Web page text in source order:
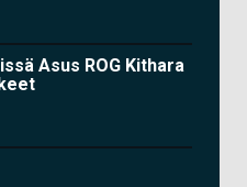
Asus ROG Kithara